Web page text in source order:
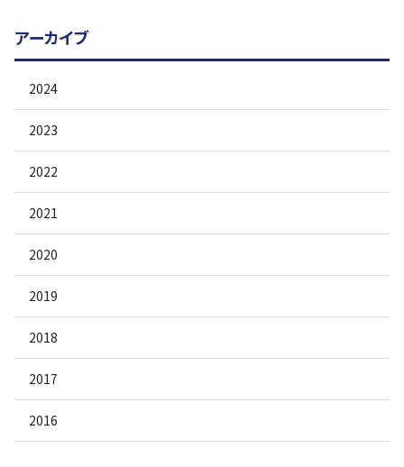
アーカイブ
2024
2023
2022
2021
2020
2019
2018
2017
2016